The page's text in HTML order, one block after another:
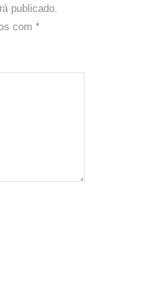
publicado.
com *